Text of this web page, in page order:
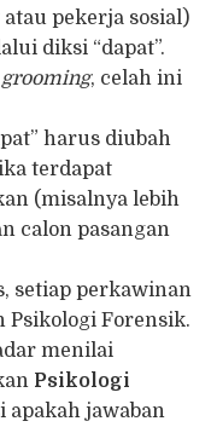
pekerja sosial)
diksi “dapat”.
grooming, celah ini
harus diubah
terdapat
(misalnya lebih
calon pasangan
setiap perkawinan
Psikologi Forensik.
menilai
Psikologi
apakah jawaban